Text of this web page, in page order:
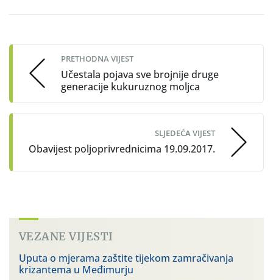
navigation
PRETHODNA VIJEST
Učestala pojava sve brojnije druge
generacije kukuruznog moljca
SLJEDEĆA VIJEST
Obavijest poljoprivrednicima 19.09.2017.
VEZANE VIJESTI
Uputa o mjerama zaštite tijekom zamračivanja
krizantema u Međimurju